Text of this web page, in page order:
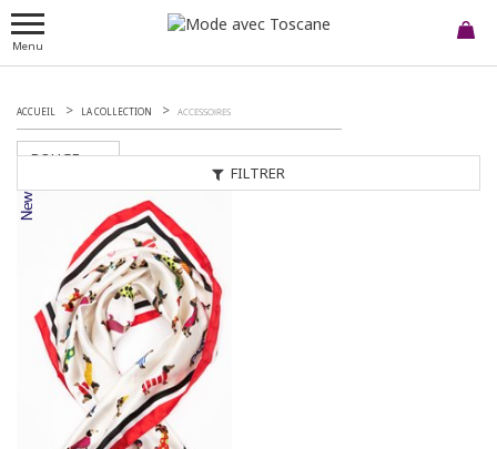
Menu
FILTRER
ACCUEIL LA COLLECTION ACCESSOIRES
ROUGE